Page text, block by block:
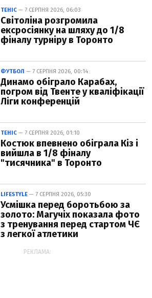
ТЕНІС — 7 СЕРПНЯ 2026, 06:03
Світоліна розгромила
ексросіянку на шляху до 1/8
фіналу турніру в Торонто
ФУТБОЛ — 7 СЕРПНЯ 2026, 00:14
Динамо обіграло Карабах,
погром від Твенте у кваліфікації
Ліги конференцій
ТЕНІС — 7 СЕРПНЯ 2026, 01:10
Костюк впевнено обіграла Кіз і
вийшла в 1/8 фіналу
"тисячника" в Торонто
LIFESTYLE — 7 СЕРПНЯ 2026, 05:30
Усмішка перед боротьбою за
золото: Магучіх показала фото
з тренування перед стартом ЧЄ
з легкої атлетики
РЕКЛАМА: